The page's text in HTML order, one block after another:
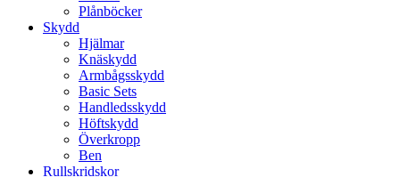
Plånböcker
Skydd
Hjälmar
Knäskydd
Armbågsskydd
Basic Sets
Handledsskydd
Höftskydd
Överkropp
Ben
Rullskridskor